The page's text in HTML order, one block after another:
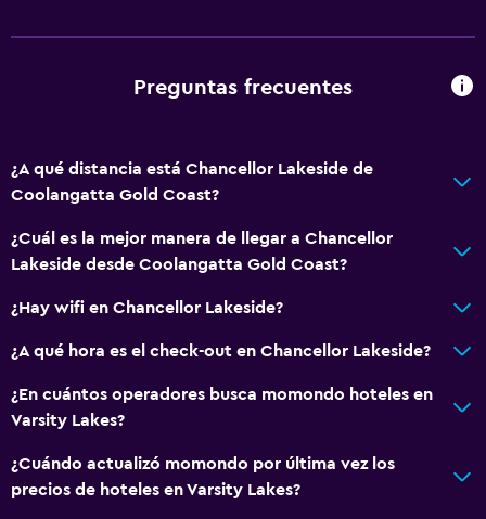
Check-out exprésPreguntas frecuentes
¿A qué distancia está Chancellor Lakeside de
Coolangatta Gold Coast?
¿Cuál es la mejor manera de llegar a Chancellor
Lakeside desde Coolangatta Gold Coast?
¿Hay wifi en Chancellor Lakeside?
¿A qué hora es el check-out en Chancellor Lakeside?
¿En cuántos operadores busca momondo hoteles en
Varsity Lakes?
¿Cuándo actualizó momondo por última vez los
precios de hoteles en Varsity Lakes?